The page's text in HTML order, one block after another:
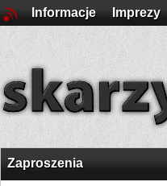
Informacje Imprezy
Zaproszenia